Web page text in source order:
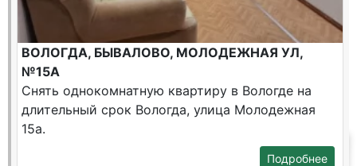
ВОЛОГДА, БЫВАЛОВО, МОЛОДЕЖНАЯ УЛ,
№15А
Снять однокомнатную квартиру в Вологде на
длительный срок Вологда, улица Молодежная
15а.
Подробнее